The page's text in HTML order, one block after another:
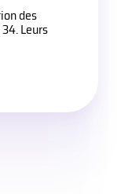
des
Leurs